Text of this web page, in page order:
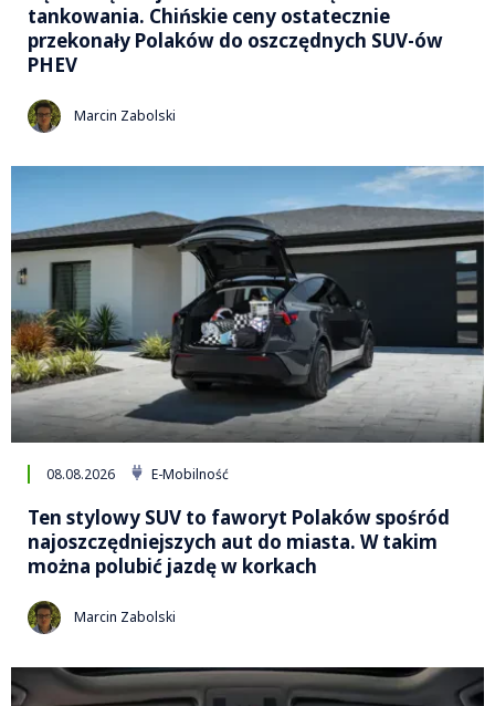
tankowania. Chińskie ceny ostatecznie
przekonały Polaków do oszczędnych SUV-ów
PHEV
Marcin Zabolski
08.08.2026 E-Mobilność
Ten stylowy SUV to faworyt Polaków spośród
najoszczędniejszych aut do miasta. W takim
można polubić jazdę w korkach
Marcin Zabolski